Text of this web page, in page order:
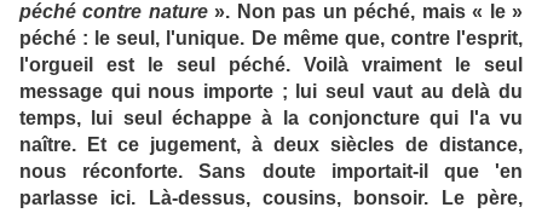
péché contre nature». Non pas un péché, mais « le »
péché : le seul, l'unique. De même que, contre l'esprit,
l'orgueil est le seul péché. Voilà vraiment le seul
message qui nous importe ; lui seul vaut au delà du
temps, lui seul échappe à la conjoncture qui l'a vu
naître. Et ce jugement, à deux siècles de distance,
nous réconforte. Sans doute importait-il que 'en
parlasse ici. Là-dessus, cousins, bonsoir. Le père,